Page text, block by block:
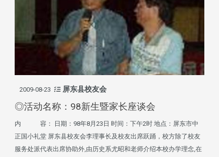
2009-08-23 屏东县校友会
◎活动名称：98新生暨家长座谈会
内 容： 日期：98年8月23日 时间：下午2时 地点：屏东市中
正国小礼堂 屏东县校友会李理事长及校友出席跃踊，校方除了校友
服务处派代表出席协助外,由历史系尤昭和老师介绍本校办学理念,在